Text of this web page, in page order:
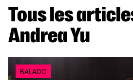
Tous les articles par
Andrea Yu
BALADO